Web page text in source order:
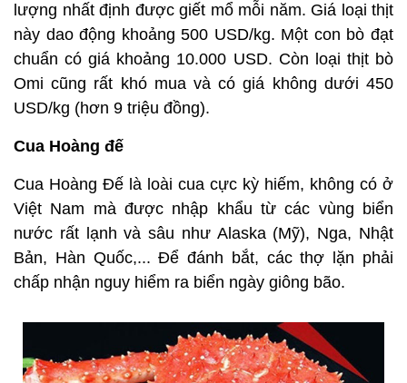
lượng nhất định được giết mổ mỗi năm. Giá loại thịt
này dao động khoảng 500 USD/kg. Một con bò đạt
chuẩn có giá khoảng 10.000 USD. Còn loại thịt bò
Omi cũng rất khó mua và có giá không dưới 450
USD/kg (hơn 9 triệu đồng).
Cua Hoàng đế
Cua Hoàng Đế là loài cua cực kỳ hiếm, không có ở
Việt Nam mà được nhập khẩu từ các vùng biển
nước rất lạnh và sâu như Alaska (Mỹ), Nga, Nhật
Bản, Hàn Quốc,... Để đánh bắt, các thợ lặn phải
chấp nhận nguy hiểm ra biển ngày giông bão.